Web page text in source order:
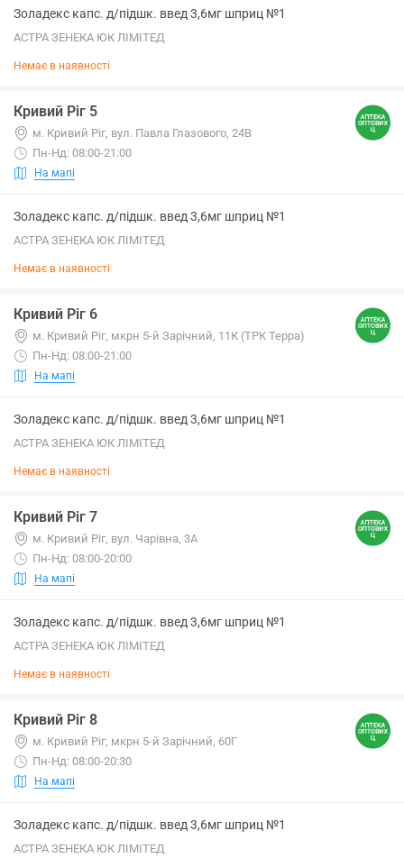
Золадекс капс. д/підшк. введ 3,6мг шприц №1
АСТРА ЗЕНЕКА ЮК ЛІМІТЕД
Немає в наявності
Кривий Ріг 5
м. Кривий Ріг, вул. Павла Глазового, 24В
Пн-Нд: 08:00-21:00
На мапі
Золадекс капс. д/підшк. введ 3,6мг шприц №1
АСТРА ЗЕНЕКА ЮК ЛІМІТЕД
Немає в наявності
Кривий Ріг 6
м. Кривий Ріг, мкрн 5-й Зарічний, 11К (ТРК Терра)
Пн-Нд: 08:00-21:00
На мапі
Золадекс капс. д/підшк. введ 3,6мг шприц №1
АСТРА ЗЕНЕКА ЮК ЛІМІТЕД
Немає в наявності
Кривий Ріг 7
м. Кривий Ріг, вул. Чарівна, 3А
Пн-Нд: 08:00-20:00
На мапі
Золадекс капс. д/підшк. введ 3,6мг шприц №1
АСТРА ЗЕНЕКА ЮК ЛІМІТЕД
Немає в наявності
Кривий Ріг 8
м. Кривий Ріг, мкрн 5-й Зарічний, 60Г
Пн-Нд: 08:00-20:30
На мапі
Золадекс капс. д/підшк. введ 3,6мг шприц №1
АСТРА ЗЕНЕКА ЮК ЛІМІТЕД